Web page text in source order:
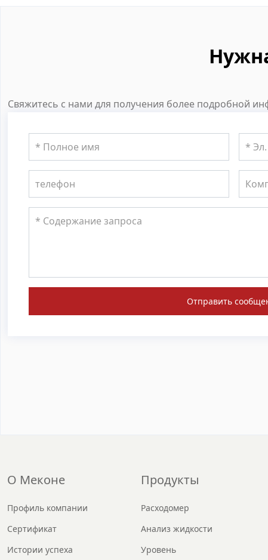
Свяжитесь с нами для получения более подробной
Отправить
О Меконе
Профиль компании
Сертификат
Истории успеха
Продукты
Расходомер
Анализ жидкости
Уровень